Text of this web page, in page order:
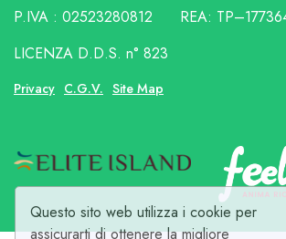
Questo sito web utilizza i cookie per
assicurarti di ottenere la migliore
P.IVA : 02523280812
REA:
LICENZA D.D.S. n° 823
Privacy C.G.V. Site Map